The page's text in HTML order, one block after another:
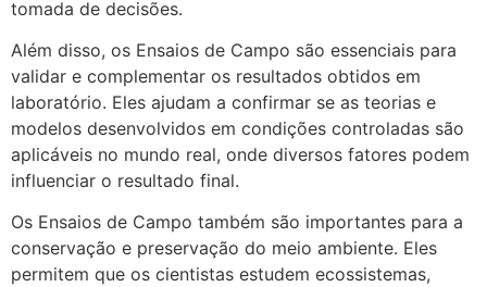
tomada de decisões.
Além disso, os Ensaios de Campo são essenciais para
validar e complementar os resultados obtidos em
laboratório. Eles ajudam a confirmar se as teorias e
modelos desenvolvidos em condições controladas são
aplicáveis no mundo real, onde diversos fatores podem
influenciar o resultado final.
Os Ensaios de Campo também são importantes para a
conservação e preservação do meio ambiente. Eles
permitem que os cientistas estudem ecossistemas,